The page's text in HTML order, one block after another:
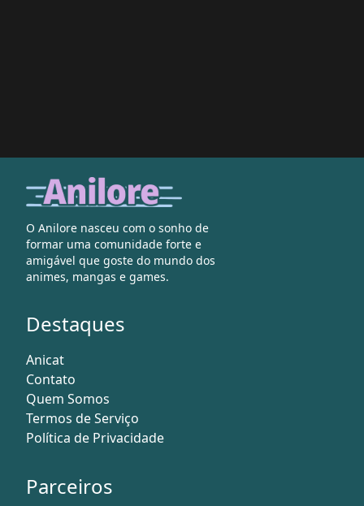
O Anilore nasceu com o sonho de
formar uma comunidade forte e
amigável que goste do mundo dos
animes, mangas e games.
Destaques
Anicat
Contato
Quem Somos
Termos de Serviço
Política de Privacidade
Parceiros